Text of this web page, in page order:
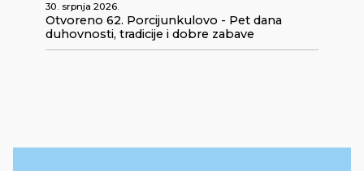
30. srpnja 2026.
Otvoreno 62. Porcijunkulovo - Pet dana
duhovnosti, tradicije i dobre zabave